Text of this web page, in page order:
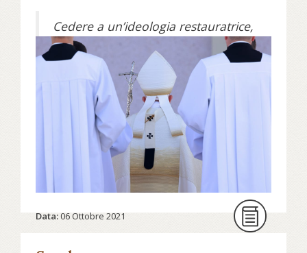
Cedere a un’ideologia restauratrice,
rifugiarsi nelle sicurezze del passato
rinunciando a vivere il
cambiamento, rifiutando di
accettare la condizione umana per
come si presenta, avere paura della
libertà e delle sfide che essa pone.
Sono questi i grandi rischi per la
chiesa nell’epoca attuale, anche se
seguire il Vangelo significa proprio
abbandonare le “false sicurezze” di
regole uniformanti e lasciarsi
mettere in discussione dalla realtà
della vita. In quanto al prossimo
Data:06 Ottobre 2021